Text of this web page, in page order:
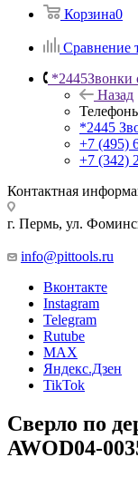
Корзина0
Сравнение
*2445Звонки
Назад
*2445
+7 (495)
+7 (342)
Контактная
г. Пермь, ул.
info@pittools.ru
Вконтакте
Instagram
Telegram
Rutube
MAX
Яндекс.Дзен
TikTok
Сверло по
AWOD04-